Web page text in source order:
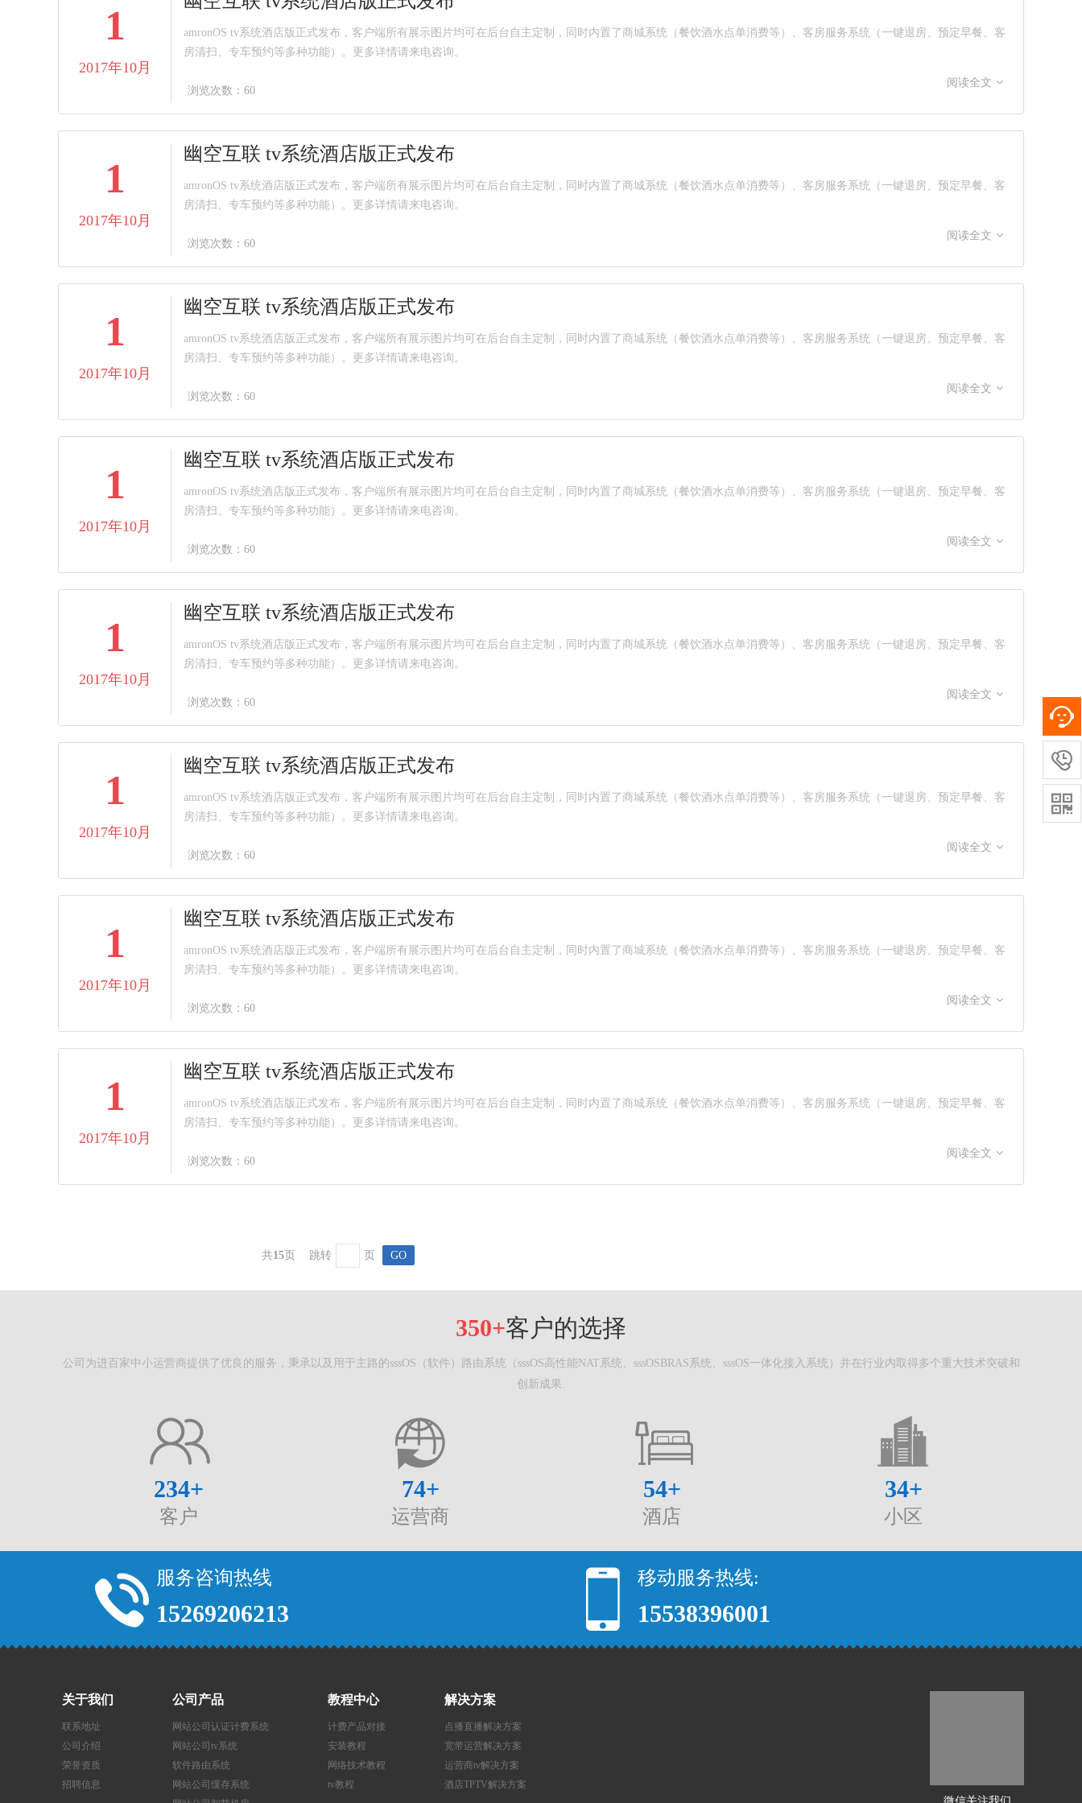
1
2017年10月
amronOS tv系统酒店版正式发布，客户端所有展示图片均可在后台自主定制，同时内置了商城系统（餐饮酒水点单消费等）、客房服务系统（一键退房、预定早餐、客
房清扫、专车预约等多种功能）。更多详情请来电咨询。
浏览次数：60
阅读全文
1
2017年10月
幽空互联 tv系统酒店版正式发布
amronOS tv系统酒店版正式发布，客户端所有展示图片均可在后台自主定制，同时内置了商城系统（餐饮酒水点单消费等）、客房服务系统（一键退房、预定早餐、客
房清扫、专车预约等多种功能）。更多详情请来电咨询。
浏览次数：60
阅读全文
1
2017年10月
幽空互联 tv系统酒店版正式发布
amronOS tv系统酒店版正式发布，客户端所有展示图片均可在后台自主定制，同时内置了商城系统（餐饮酒水点单消费等）、客房服务系统（一键退房、预定早餐、客
房清扫、专车预约等多种功能）。更多详情请来电咨询。
浏览次数：60
阅读全文
1
2017年10月
幽空互联 tv系统酒店版正式发布
amronOS tv系统酒店版正式发布，客户端所有展示图片均可在后台自主定制，同时内置了商城系统（餐饮酒水点单消费等）、客房服务系统（一键退房、预定早餐、客
房清扫、专车预约等多种功能）。更多详情请来电咨询。
浏览次数：60
阅读全文
1
2017年10月
幽空互联 tv系统酒店版正式发布
amronOS tv系统酒店版正式发布，客户端所有展示图片均可在后台自主定制，同时内置了商城系统（餐饮酒水点单消费等）、客房服务系统（一键退房、预定早餐、客
房清扫、专车预约等多种功能）。更多详情请来电咨询。
浏览次数：60
阅读全文
1
2017年10月
幽空互联 tv系统酒店版正式发布
amronOS tv系统酒店版正式发布，客户端所有展示图片均可在后台自主定制，同时内置了商城系统（餐饮酒水点单消费等）、客房服务系统（一键退房、预定早餐、客
房清扫、专车预约等多种功能）。更多详情请来电咨询。
浏览次数：60
阅读全文
1
2017年10月
幽空互联 tv系统酒店版正式发布
amronOS tv系统酒店版正式发布，客户端所有展示图片均可在后台自主定制，同时内置了商城系统（餐饮酒水点单消费等）、客房服务系统（一键退房、预定早餐、客
房清扫、专车预约等多种功能）。更多详情请来电咨询。
浏览次数：60
阅读全文
1
2017年10月
幽空互联 tv系统酒店版正式发布
amronOS tv系统酒店版正式发布，客户端所有展示图片均可在后台自主定制，同时内置了商城系统（餐饮酒水点单消费等）、客房服务系统（一键退房、预定早餐、客
房清扫、专车预约等多种功能）。更多详情请来电咨询。
浏览次数：60
阅读全文
共15页 跳转 页 GO
350+客户的选择
公司为进百家中小运营商提供了优良的服务，秉承以及用于主路的sssOS（软件）路由系统（sssOS高性能NAT系统、sssOSBRAS系统、sssOS一体化接入系统）并在行业内取得多个重大技术突破和
创新成果.
234+
客户
74+
运营商
54+
酒店
34+
小区
服务咨询热线
15269206213
移动服务热线:
15538396001
关于我们
联系地址
公司介绍
荣誉资质
招聘信息
公司产品
网站公司认证计费系统
网站公司tv系统
软件路由系统
网站公司缓存系统
教程中心
计费产品对接
安装教程
网络技术教程
tv教程
解决方案
点播直播解决方案
宽带运营解决方案
运营商tv解决方案
酒店TPTV解决方案

